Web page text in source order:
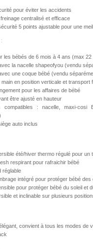
pour éviter les accidents
centralisé et efficace
5 points ajustable pour une
les bébés de 6 mois à 4 ans (max 22
la nacelle shapeofyou (vendu
une coque bébé (vendu
main en position verticale et transport
pour les affaires de bébé
être ajusté en hauteur
compatibles : nacelle, maxi-cosi
auto inclus
été/hiver thermo régulé pour un
respirant pour rafraichir bébé
réglable
intégré pour protéger bébé
pour protéger bébé du soleil et
et inclinable sur plusieurs
convient à tous les modes de